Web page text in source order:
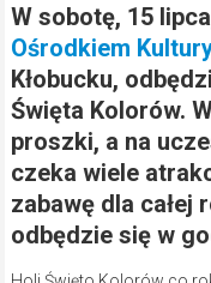
W sobotę, 15
Ośrodkiem
Kłobucku,
Święta Kolorów.
proszki, a na
czeka wiele
zabawę dla całej
odbędzie się w